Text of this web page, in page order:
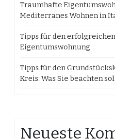
Traumhafte
Mediterranes Wohnen in
Tipps für den
Eigentumswohnung
Tipps für den
Kreis: Was Sie beachten
Neueste